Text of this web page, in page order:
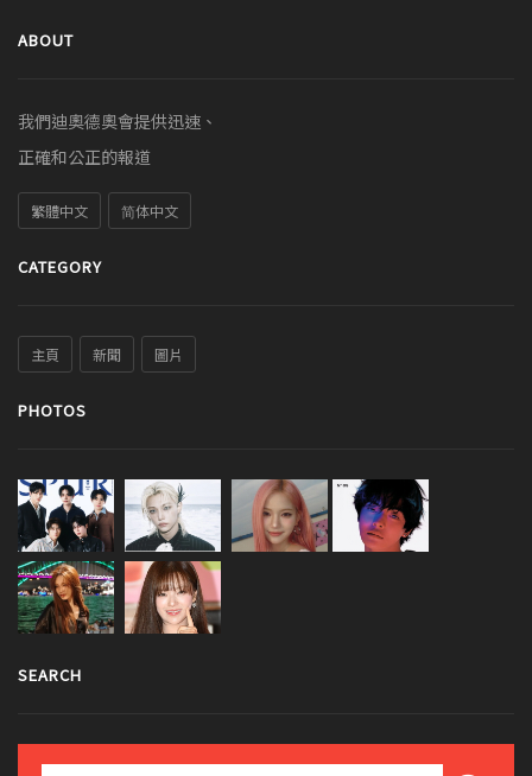
ABOUT
我們迪奧德奧會提供迅速、
正確和公正的報道
繁體中文 简体中文
CATEGORY
主頁 新聞 圖片
PHOTOS
SEARCH